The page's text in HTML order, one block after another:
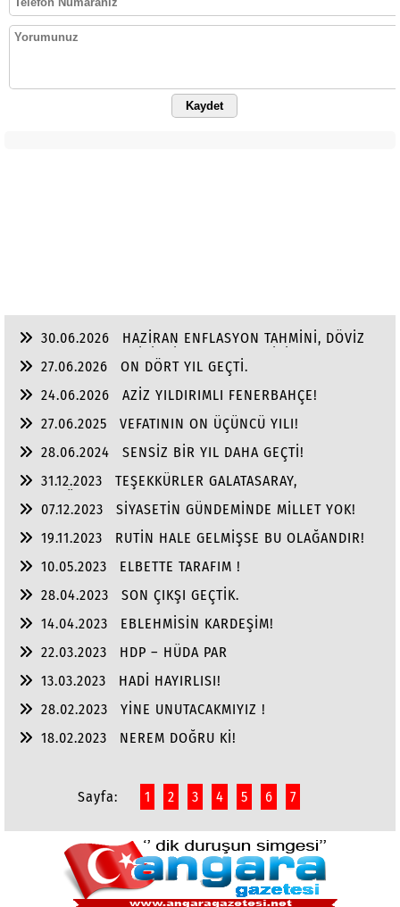
Kaydet
30.06.2026
HAZİRAN ENFLASYON TAHMİNİ, DÖVİZ
VE ALTINDA YILIN, İKİNCİ YARI BEKLENTİSİ!
27.06.2026
ON DÖRT YIL GEÇTİ.
24.06.2026
AZİZ YILDIRIMLI FENERBAHÇE!
27.06.2025
VEFATININ ON ÜÇÜNCÜ YILI!
28.06.2024
SENSİZ BİR YIL DAHA GEÇTİ!
31.12.2023
TEŞEKKÜRLER GALATASARAY,
TEŞEKKÜRLER FENER BAHÇE!
07.12.2023
SİYASETİN GÜNDEMİNDE MİLLET YOK!
19.11.2023
RUTİN HALE GELMİŞSE BU OLAĞANDIR!
10.05.2023
ELBETTE TARAFIM !
28.04.2023
SON ÇIKŞI GEÇTİK.
14.04.2023
EBLEHMİSİN KARDEŞİM!
22.03.2023
HDP – HÜDA PAR
13.03.2023
HADİ HAYIRLISI!
28.02.2023
YİNE UNUTACAKMIYIZ !
18.02.2023
NEREM DOĞRU Kİ!
Sayfa: 1 2 3 4 5 6 7